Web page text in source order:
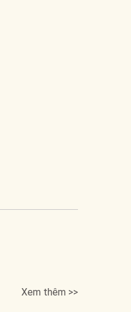
Xem thêm >>